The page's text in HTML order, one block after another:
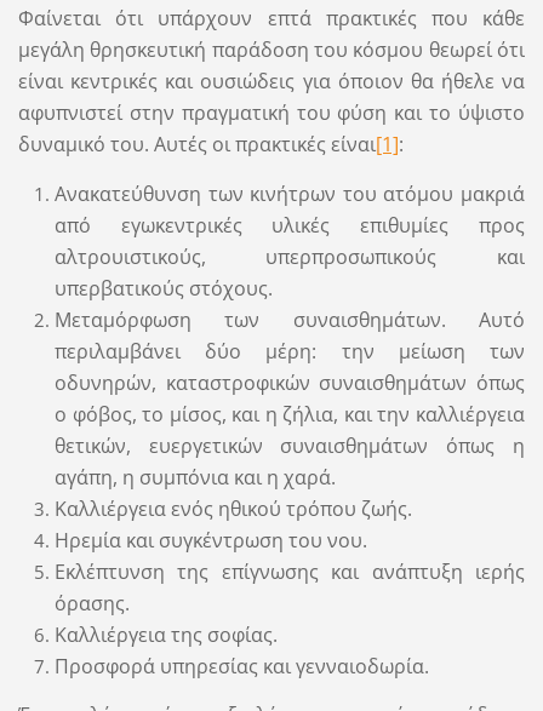
Φαίνεται ότι υπάρχουν επτά πρακτικές που κάθε
μεγάλη θρησκευτική παράδοση του κόσμου θεωρεί ότι
είναι κεντρικές και ουσιώδεις για όποιον θα ήθελε να
αφυπνιστεί στην πραγματική του φύση και το ύψιστο
δυναμικό του. Αυτές οι πρακτικές είναι[1]:
Ανακατεύθυνση των κινήτρων του ατόμου μακριά
από εγωκεντρικές υλικές επιθυμίες προς
αλτρουιστικούς, υπερπροσωπικούς και
υπερβατικούς στόχους.
Μεταμόρφωση των συναισθημάτων. Αυτό
περιλαμβάνει δύο μέρη: την μείωση των
οδυνηρών, καταστροφικών συναισθημάτων όπως
ο φόβος, το μίσος, και η ζήλια, και την καλλιέργεια
θετικών, ευεργετικών συναισθημάτων όπως η
αγάπη, η συμπόνια και η χαρά.
Καλλιέργεια ενός ηθικού τρόπου ζωής.
Ηρεμία και συγκέντρωση του νου.
Εκλέπτυνση της επίγνωσης και ανάπτυξη ιερής
όρασης.
Καλλιέργεια της σοφίας.
Προσφορά υπηρεσίας και γενναιοδωρία.